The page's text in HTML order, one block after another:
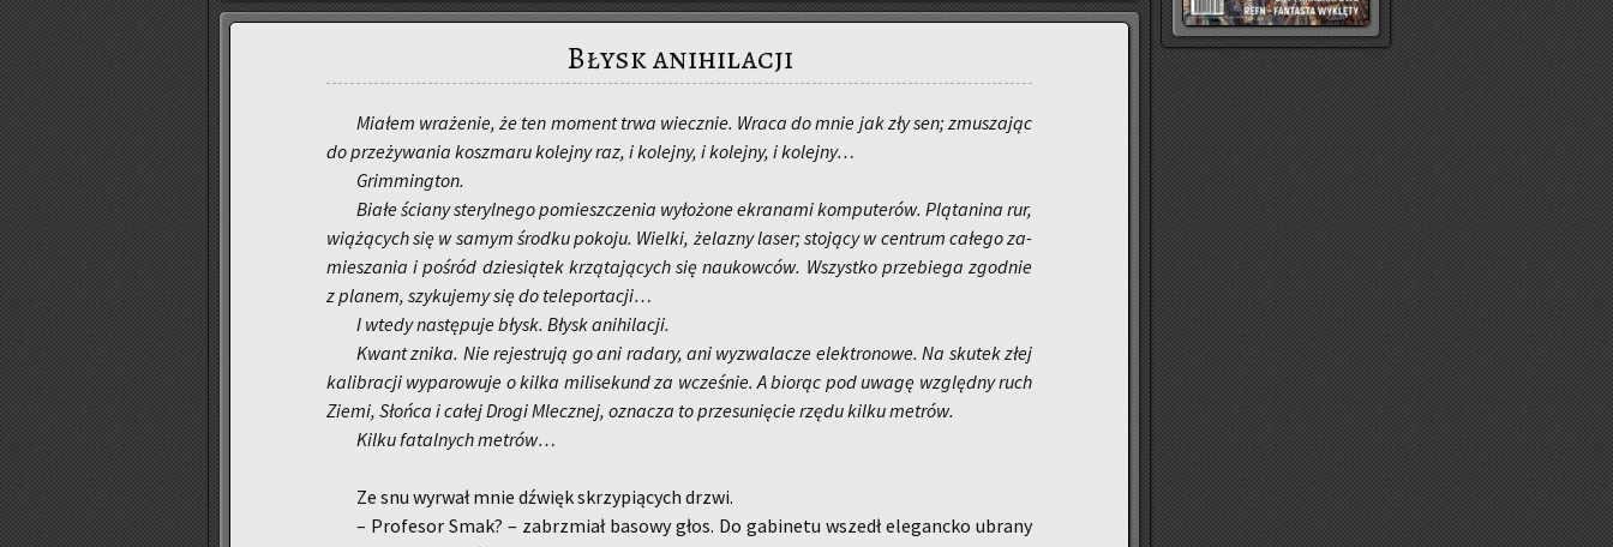
Błysk anihilacji
Mia­łem wra­że­nie, że ten mo­ment trwa wiecz­nie. Wraca do mnie jak zły sen; zmu­sza­jąc
do prze­ży­wa­nia kosz­ma­ru ko­lej­ny raz, i ko­lej­ny, i ko­lej­ny, i ko­lej­ny…
Grim­ming­ton.
Białe ścia­ny ste­ryl­ne­go po­miesz­cze­nia wy­ło­żo­ne ekra­na­mi kom­pu­te­rów. Plą­ta­ni­na rur,
wią­żą­cych się w samym środ­ku po­ko­ju. Wiel­ki, że­la­zny laser; sto­ją­cy w cen­trum ca­łe­go za­
mie­sza­nia i po­śród dzie­sią­tek krzą­ta­ją­cych się na­ukow­ców. Wszyst­ko prze­bie­ga zgod­nie
z pla­nem, szy­ku­je­my się do te­le­por­ta­cji…
I wtedy na­stę­pu­je błysk. Błysk ani­hi­la­cji.
Kwant znika. Nie re­je­stru­ją go ani ra­da­ry, ani wy­zwa­la­cze elek­tro­no­we. Na sku­tek złej
ka­li­bra­cji wy­pa­ro­wu­je o kilka mi­li­se­kund za wcze­śnie. A bio­rąc pod uwagę względ­ny ruch
Ziemi, Słoń­ca i całej Drogi Mlecz­nej, ozna­cza to prze­su­nię­cie rzędu kilku me­trów.
Kilku fa­tal­nych me­trów…
Ze snu wy­rwał mnie dźwięk skrzy­pią­cych drzwi.
– Pro­fe­sor Smak? – za­brzmiał ba­so­wy głos. Do ga­bi­ne­tu wszedł ele­ganc­ko ubra­ny